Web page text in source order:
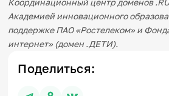
Академией инновационного
поддержке ПАО «Ростелеком» и
интернет» (домен .ДЕТИ).
Поделиться: